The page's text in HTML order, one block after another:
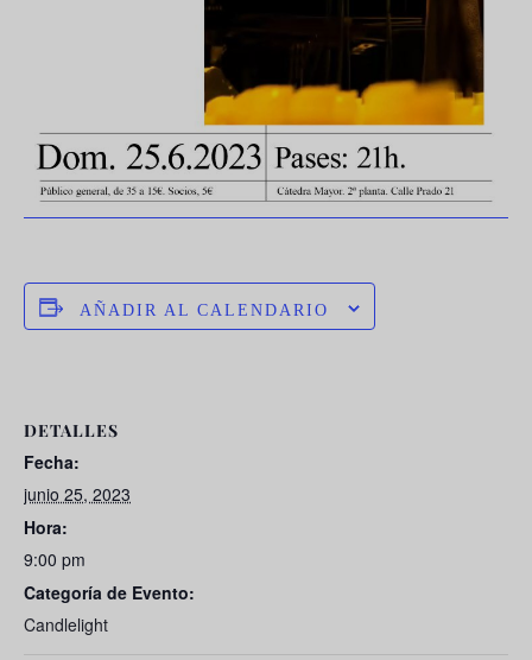
AÑADIR AL CALENDARIO
DETALLES
Fecha:
junio 25, 2023
Hora:
9:00 pm
Categoría de Evento:
Candlelight